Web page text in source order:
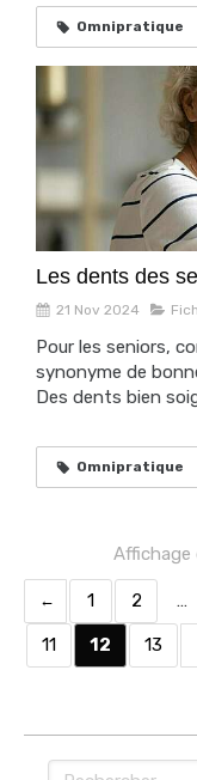
Omnipratique
Les dents des
21 Nov 2024
Pour les seniors,
synonyme de
Des dents bien
Omnipratique
Affichage
1 2 …
11 12 13
Rechercher